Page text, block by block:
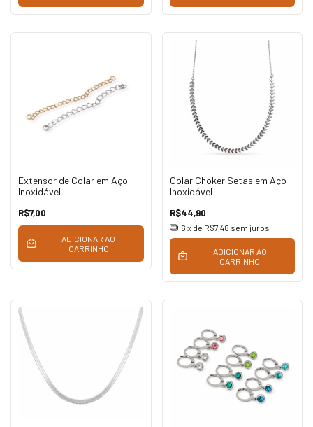
Extensor de Colar em Aço
Inoxidável
R$7,00
ADICIONAR AO
CARRINHO
Colar Choker Setas em Aço
Inoxidável
R$44,90
6 x de R$7,48 sem juros
ADICIONAR AO
CARRINHO